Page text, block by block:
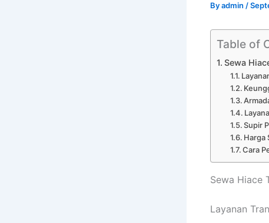
Byadmin /
Table of
Sewa
Supir
Harga
Cara
Sewa Hiace
Layanan